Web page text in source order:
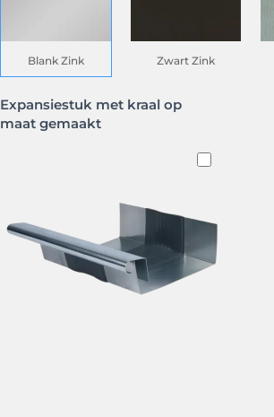
Blank Zink Zwart Zink
Expansiestuk met kraal op
maat gemaakt